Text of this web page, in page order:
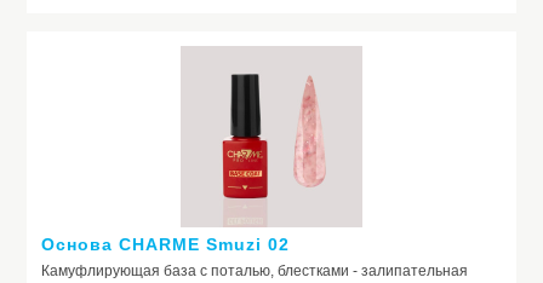
Основа CHARME Smuzi 02
Камуфлирующая база с поталью, блестками - залипательная